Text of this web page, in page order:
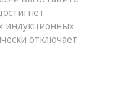
индукционных
отключает